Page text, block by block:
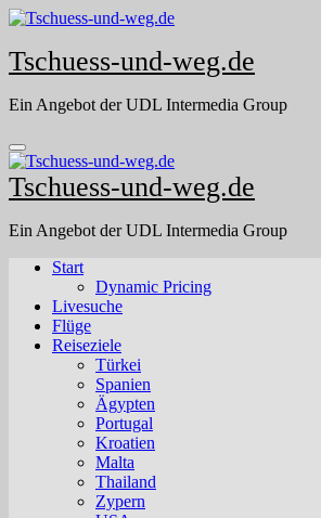
Skip
content
Tschuess-und-weg.de
Ein Angebot der UDL Intermedia Group
Tschuess-und-weg.de
Ein Angebot der UDL Intermedia Group
Start
Dynamic Pricing
Livesuche
Flüge
Reiseziele
Türkei
Spanien
Ägypten
Portugal
Kroatien
Malta
Thailand
Zypern